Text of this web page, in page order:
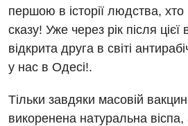
першою в історії людства, хто
сказу! Уже через рік після цієї
відкрита друга в світі
у нас в Одесі!.
Тільки завдяки масовій
викоренена натуральна віспа,